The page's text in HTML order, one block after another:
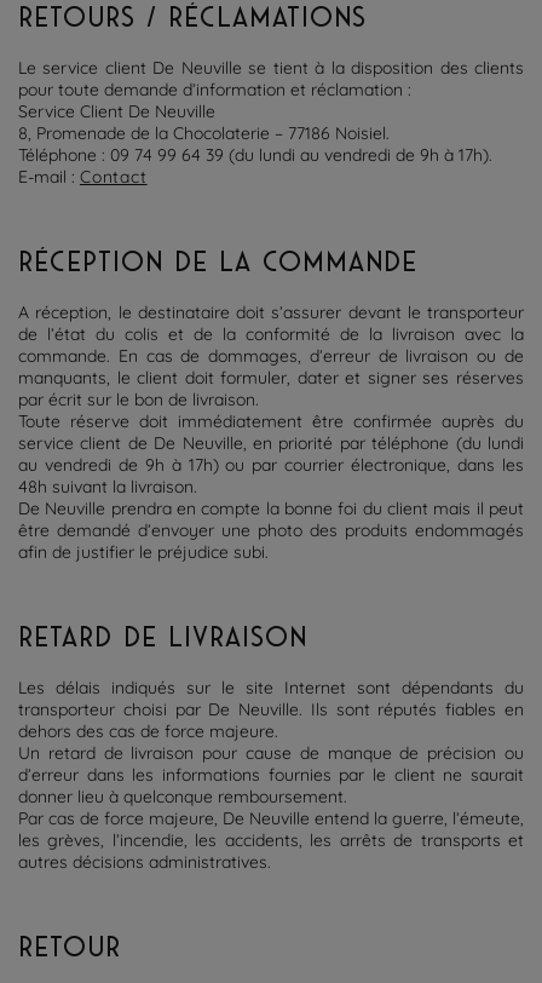
RETOURS / RÉCLAMATIONS
Le service client De Neuville se tient à la disposition des clients
pour toute demande d’information et réclamation :
Service Client De Neuville
8, Promenade de la Chocolaterie – 77186 Noisiel.
Téléphone : 09 74 99 64 39 (du lundi au vendredi de 9h à 17h).
E-mail : Contact
RÉCEPTION DE LA COMMANDE
A réception, le destinataire doit s’assurer devant le transporteur
de l’état du colis et de la conformité de la livraison avec la
commande. En cas de dommages, d’erreur de livraison ou de
manquants, le client doit formuler, dater et signer ses réserves
par écrit sur le bon de livraison.
Toute réserve doit immédiatement être confirmée auprès du
service client de De Neuville, en priorité par téléphone (du lundi
au vendredi de 9h à 17h) ou par courrier électronique, dans les
48h suivant la livraison.
De Neuville prendra en compte la bonne foi du client mais il peut
être demandé d’envoyer une photo des produits endommagés
afin de justifier le préjudice subi.
RETARD DE LIVRAISON
Les délais indiqués sur le site Internet sont dépendants du
transporteur choisi par De Neuville. Ils sont réputés fiables en
dehors des cas de force majeure.
Un retard de livraison pour cause de manque de précision ou
d’erreur dans les informations fournies par le client ne saurait
donner lieu à quelconque remboursement.
Par cas de force majeure, De Neuville entend la guerre, l’émeute,
les grèves, l’incendie, les accidents, les arrêts de transports et
autres décisions administratives.
RETOUR